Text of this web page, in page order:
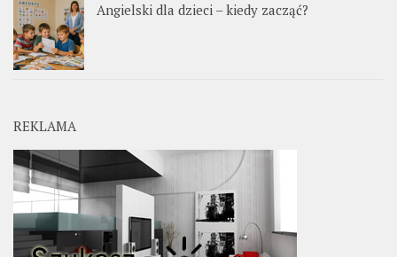
Angielski dla dzieci – kiedy zacząć?
REKLAMA